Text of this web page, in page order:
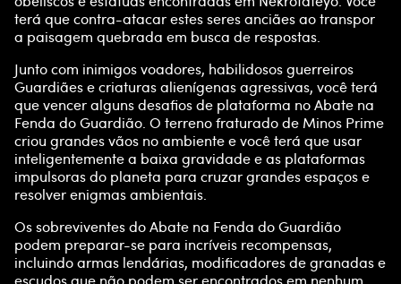
acid
ade
do
YouT
ube
e
com
a
trans
ferên
cia
de
dado
s
para
t
&
P
l
a
y
terá que contra-atacar estes seres anciães ao transpor
a paisagem quebrada em busca de respostas.
Junto com inimigos voadores, habilidosos guerreiros
Guardiães e criaturas alienígenas agressivas, você terá
que vencer alguns desafios de plataforma no Abate na
Fenda do Guardião. O terreno fraturado de Minos Prime
criou grandes vãos no ambiente e você terá que usar
inteligentemente a baixa gravidade e as plataformas
impulsoras do planeta para cruzar grandes espaços e
resolver enigmas ambientais.
Os sobreviventes do Abate na Fenda do Guardião
podem preparar-se para incríveis recompensas,
incluindo armas lendárias, modificadores de granadas e